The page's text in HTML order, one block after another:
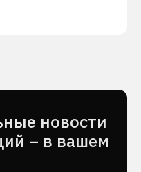
новости
– в вашем